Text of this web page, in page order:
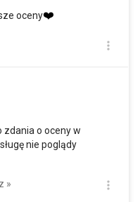
oceny❤️
zdania o oceny w
nie poglądy
»